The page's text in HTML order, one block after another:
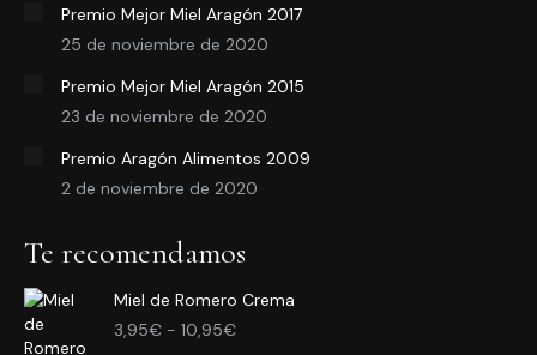
Premio Mejor Miel Aragón 2017
25 de noviembre de 2020
Premio Mejor Miel Aragón 2015
23 de noviembre de 2020
Premio Aragón Alimentos 2009
2 de noviembre de 2020
Te recomendamos
Miel de Romero Crema
3,95€ - 10,95€Rango